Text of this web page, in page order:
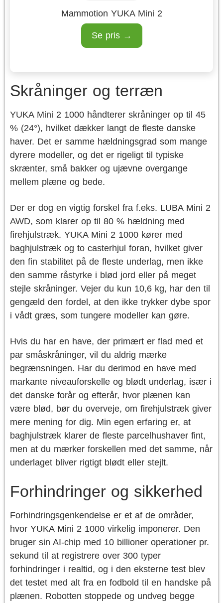
Mammotion YUKA Mini 2
Se pris →
Skråninger og terræn
YUKA Mini 2 1000 håndterer skråninger op til 45
% (24°), hvilket dækker langt de fleste danske
haver. Det er samme hældningsgrad som mange
dyrere modeller, og det er rigeligt til typiske
skrænter, små bakker og ujævne overgange
mellem plæne og bede.
Der er dog en vigtig forskel fra f.eks. LUBA Mini 2
AWD, som klarer op til 80 % hældning med
firehjulstræk. YUKA Mini 2 1000 kører med
baghjulstræk og to casterhjul foran, hvilket giver
den fin stabilitet på de fleste underlag, men ikke
den samme råstyrke i blød jord eller på meget
stejle skråninger. Vejer du kun 10,6 kg, har den til
gengæld den fordel, at den ikke trykker dybe spor
i vådt græs, som tungere modeller kan gøre.
Hvis du har en have, der primært er flad med et
par småskråninger, vil du aldrig mærke
begrænsningen. Har du derimod en have med
markante niveauforskelle og blødt underlag, især i
det danske forår og efterår, hvor plænen kan
være blød, bør du overveje, om firehjulstræk giver
mere mening for dig. Min egen erfaring er, at
baghjulstræk klarer de fleste parcelhushaver fint,
men at du mærker forskellen med det samme, når
underlaget bliver rigtigt blødt eller stejlt.
Forhindringer og sikkerhed
Forhindringsgenkendelse er et af de områder,
hvor YUKA Mini 2 1000 virkelig imponerer. Den
bruger sin AI-chip med 10 billioner operationer pr.
sekund til at registrere over 300 typer
forhindringer i realtid, og i den eksterne test blev
det testet med alt fra en fodbold til en handske på
plænen. Robotten stoppede og undveg begge